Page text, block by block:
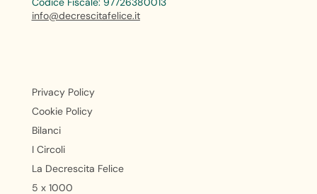
info@decrescitafelice.it
Privacy Policy
Cookie Policy
Bilanci
I Circoli
La Decrescita Felice
5 x 1000